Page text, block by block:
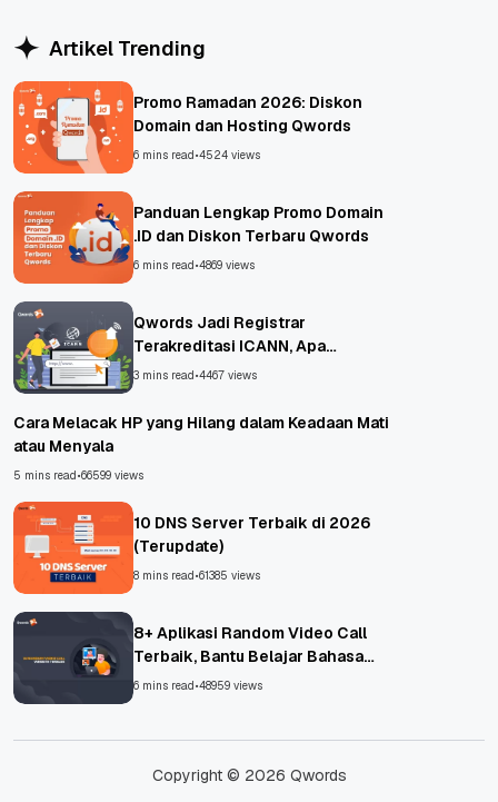
Artikel Trending
Promo Ramadan 2026: Diskon
Domain dan Hosting Qwords
6 mins read•4524 views
Panduan Lengkap Promo Domain
.ID dan Diskon Terbaru Qwords
6 mins read•4869 views
Qwords Jadi Registrar
Terakreditasi ICANN, Apa
Untungnya?
3 mins read•4467 views
Cara Melacak HP yang Hilang dalam Keadaan Mati
atau Menyala
5 mins read•66599 views
10 DNS Server Terbaik di 2026
(Terupdate)
8 mins read•61385 views
8+ Aplikasi Random Video Call
Terbaik, Bantu Belajar Bahasa
Asing!
6 mins read•48959 views
Copyright © 2026 Qwords